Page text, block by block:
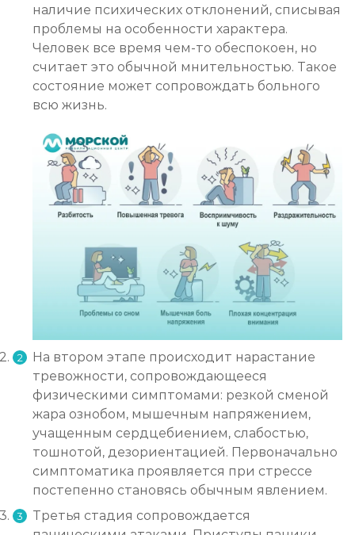
наличие психических отклонений, списывая
проблемы на особенности характера.
Человек все время чем-то обеспокоен, но
считает это обычной мнительностью. Такое
состояние может сопровождать больного
всю жизнь.
На втором этапе происходит нарастание
тревожности, сопровождающееся
физическими симптомами: резкой сменой
жара ознобом, мышечным напряжением,
учащенным сердцебиением, слабостью,
тошнотой, дезориентацией. Первоначально
симптоматика проявляется при стрессе
постепенно становясь обычным явлением.
Третья стадия сопровождается